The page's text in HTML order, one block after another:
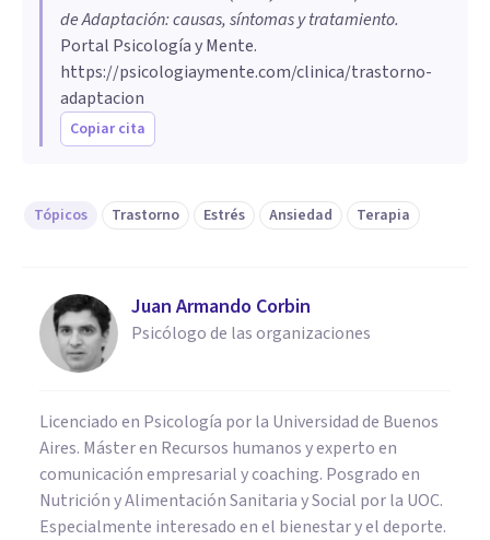
de Adaptación: causas, síntomas y tratamiento.
Portal Psicología y Mente.
https://psicologiaymente.com/clinica/trastorno-
adaptacion
Copiar cita
Tópicos Trastorno Estrés Ansiedad Terapia
Juan Armando Corbin
Psicólogo de las organizaciones
Licenciado en Psicología por la Universidad de Buenos
Aires. Máster en Recursos humanos y experto en
comunicación empresarial y coaching. Posgrado en
Nutrición y Alimentación Sanitaria y Social por la UOC.
Especialmente interesado en el bienestar y el deporte.